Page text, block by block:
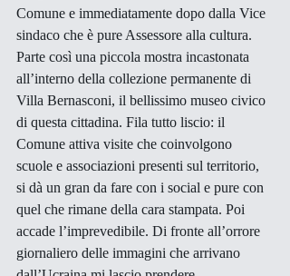
Comune e immediatamente dopo dalla Vice
sindaco che è pure Assessore alla cultura.
Parte così una piccola mostra incastonata
all’interno della collezione permanente di
Villa Bernasconi, il bellissimo museo civico
di questa cittadina. Fila tutto liscio: il
Comune attiva visite che coinvolgono
scuole e associazioni presenti sul territorio,
si dà un gran da fare con i social e pure con
quel che rimane della cara stampata. Poi
accade l’imprevedibile. Di fronte all’orrore
giornaliero delle immagini che arrivano